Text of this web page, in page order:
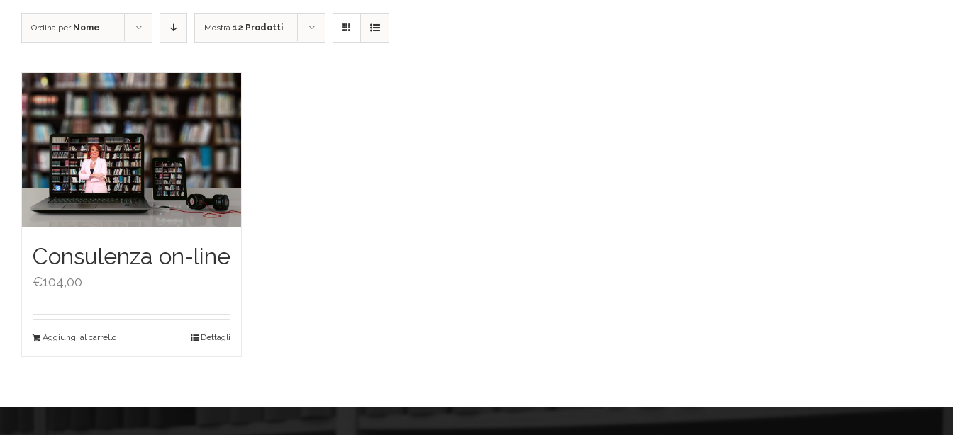
Ordina per Nome Mostra 12 Prodotti
Consulenza on-line
€104,00
Aggiungi al carrello Dettagli